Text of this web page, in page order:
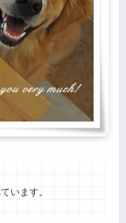
います。